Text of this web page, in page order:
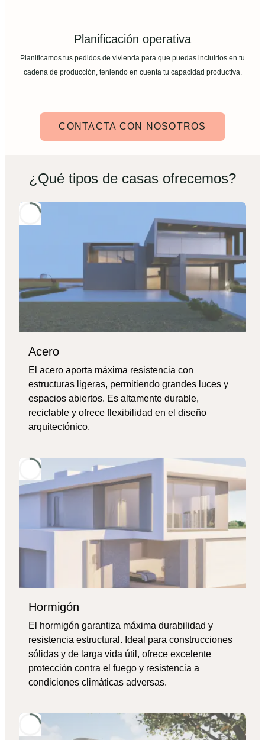
Planificación operativa
Planificamos tus pedidos de vivienda para que puedas incluirlos en tu
cadena de producción, teniendo en cuenta tu capacidad productiva.
CONTACTA CON NOSOTROS
¿Qué tipos de casas ofrecemos?
Acero
El acero aporta máxima resistencia con
estructuras ligeras, permitiendo grandes luces y
espacios abiertos. Es altamente durable,
reciclable y ofrece flexibilidad en el diseño
arquitectónico.
Hormigón
El hormigón garantiza máxima durabilidad y
resistencia estructural. Ideal para construcciones
sólidas y de larga vida útil, ofrece excelente
protección contra el fuego y resistencia a
condiciones climáticas adversas.